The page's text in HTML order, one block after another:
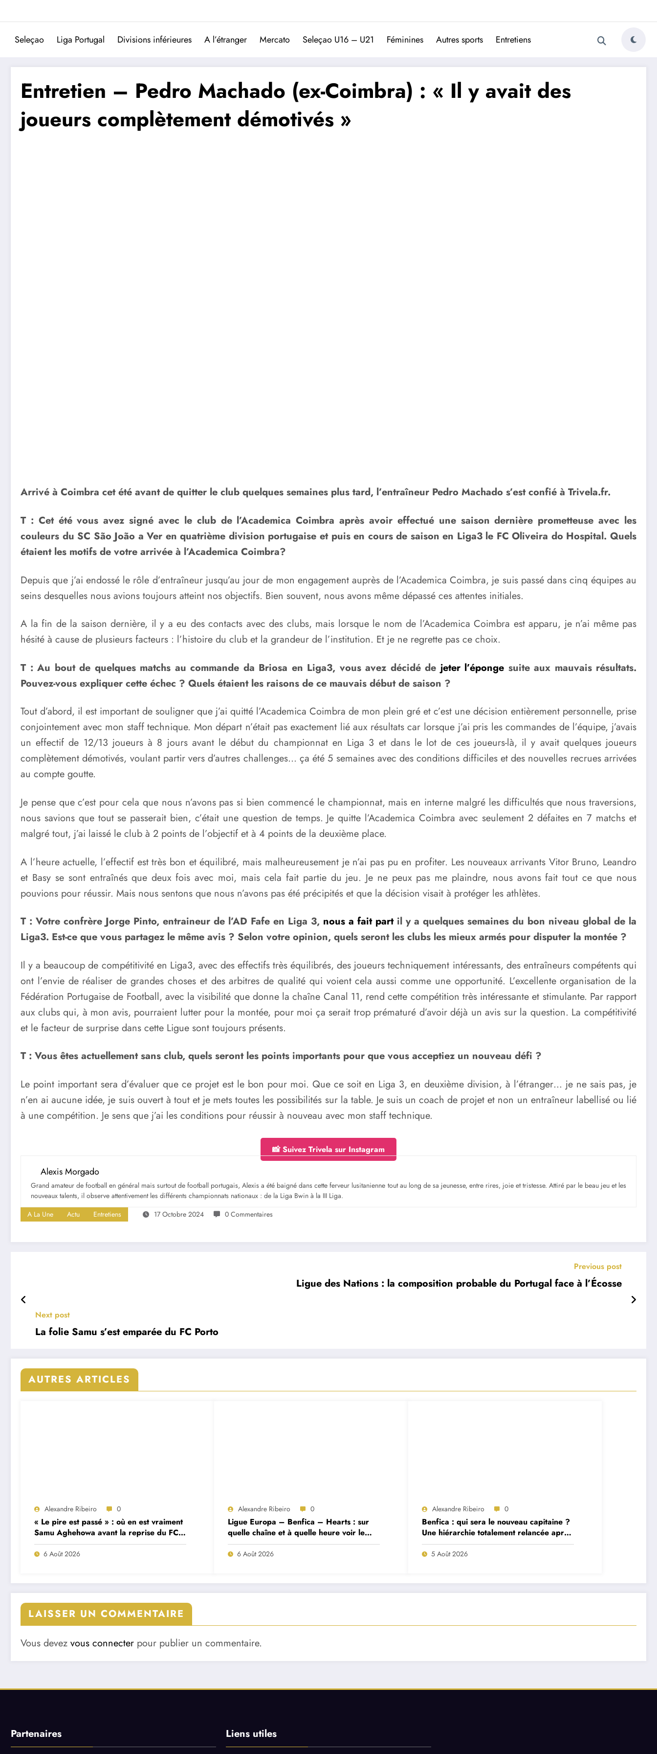
Trivela
L'actualité du football portugais
Seleçao Liga Portugal Divisions inférieures A l’étranger Mercato Seleçao U16 – U21 Féminines Autres sports Entretiens
Entretien – Pedro Machado (ex-Coimbra) : « Il y avait des
joueurs complètement démotivés »
Arrivé à Coimbra cet été avant de quitter le club quelques semaines plus tard, l’entraîneur Pedro Machado s’est confié à Trivela.fr.
T : Cet été vous avez signé avec le club de l’Academica Coimbra après avoir effectué une saison dernière prometteuse avec les
couleurs du SC São João a Ver en quatrième division portugaise et puis en cours de saison en Liga3 le FC Oliveira do Hospital. Quels
étaient les motifs de votre arrivée à l’Academica Coimbra?
Depuis que j’ai endossé le rôle d’entraîneur jusqu’au jour de mon engagement auprès de l’Academica Coimbra, je suis passé dans cinq équipes au
seins desquelles nous avions toujours atteint nos objectifs. Bien souvent, nous avons même dépassé ces attentes initiales.
A la fin de la saison dernière, il y a eu des contacts avec des clubs, mais lorsque le nom de l’Academica Coimbra est apparu, je n’ai même pas
hésité à cause de plusieurs facteurs : l’histoire du club et la grandeur de l’institution. Et je ne regrette pas ce choix.
T : Au bout de quelques matchs au commande da Briosa en Liga3, vous avez décidé de jeter l’éponge suite aux mauvais résultats.
Pouvez-vous expliquer cette échec ? Quels étaient les raisons de ce mauvais début de saison ?
Tout d’abord, il est important de souligner que j’ai quitté l’Academica Coimbra de mon plein gré et c’est une décision entièrement personnelle, prise
conjointement avec mon staff technique. Mon départ n’était pas exactement lié aux résultats car lorsque j’ai pris les commandes de l’équipe, j’avais
un effectif de 12/13 joueurs à 8 jours avant le début du championnat en Liga 3 et dans le lot de ces joueurs-là, il y avait quelques joueurs
complètement démotivés, voulant partir vers d’autres challenges… ça été 5 semaines avec des conditions difficiles et des nouvelles recrues arrivées
au compte goutte.
Je pense que c’est pour cela que nous n’avons pas si bien commencé le championnat, mais en interne malgré les difficultés que nous traversions,
nous savions que tout se passerait bien, c’était une question de temps. Je quitte l’Academica Coimbra avec seulement 2 défaites en 7 matchs et
malgré tout, j’ai laissé le club à 2 points de l’objectif et à 4 points de la deuxième place.
A l’heure actuelle, l’effectif est très bon et équilibré, mais malheureusement je n’ai pas pu en profiter. Les nouveaux arrivants Vitor Bruno, Leandro
et Basy se sont entraînés que deux fois avec moi, mais cela fait partie du jeu. Je ne peux pas me plaindre, nous avons fait tout ce que nous
pouvions pour réussir. Mais nous sentons que nous n’avons pas été précipités et que la décision visait à protéger les athlètes.
T : Votre confrère Jorge Pinto, entraineur de l’AD Fafe en Liga 3, nous a fait partil y a quelques semaines du bon niveau global de la
Liga3. Est-ce que vous partagez le même avis ? Selon votre opinion, quels seront les clubs les mieux armés pour disputer la montée ?
Il y a beaucoup de compétitivité en Liga3, avec des effectifs très équilibrés, des joueurs techniquement intéressants, des entraîneurs compétents qui
ont l’envie de réaliser de grandes choses et des arbitres de qualité qui voient cela aussi comme une opportunité. L’excellente organisation de la
Fédération Portugaise de Football, avec la visibilité que donne la chaîne Canal 11, rend cette compétition très intéressante et stimulante. Par rapport
aux clubs qui, à mon avis, pourraient lutter pour la montée, pour moi ça serait trop prématuré d’avoir déjà un avis sur la question. La compétitivité
et le facteur de surprise dans cette Ligue sont toujours présents.
T : Vous êtes actuellement sans club, quels seront les points importants pour que vous acceptiez un nouveau défi ?
Le point important sera d’évaluer que ce projet est le bon pour moi. Que ce soit en Liga 3, en deuxième division, à l’étranger… je ne sais pas, je
n’en ai aucune idée, je suis ouvert à tout et je mets toutes les possibilités sur la table. Je suis un coach de projet et non un entraîneur labellisé ou lié
à une compétition. Je sens que j’ai les conditions pour réussir à nouveau avec mon staff technique.
📸 Suivez Trivela sur Instagram
Alexis Morgado
Grand amateur de football en général mais surtout de football portugais, Alexis a été baigné dans cette ferveur lusitanienne tout au long de sa jeunesse, entre rires, joie et tristesse. Attiré par le beau jeu et les
nouveaux talents, il observe attentivement les différents championnats nationaux : de la Liga Bwin à la III Liga.
A La Une
Actu Entretiens 17 Octobre 2024 0 Commentaires
Previous post
Ligue des Nations : la composition probable du Portugal face à l’Écosse
Next post
La folie Samu s’est emparée du FC Porto
AUTRES ARTICLES
Alexandre Ribeiro 0
« Le pire est passé » : où en est vraiment
Samu Aghehowa avant la reprise du FC
Porto ?
6 Août 2026
Alexandre Ribeiro 0
Ligue Europa – Benfica – Hearts : sur
quelle chaîne et à quelle heure voir le
match ?
6 Août 2026
Alexandre Ribeiro 0
Benfica : qui sera le nouveau capitaine ?
Une hiérarchie totalement relancée après
deux départs majeurs
5 Août 2026
LAISSER UN COMMENTAIRE
Vous devez vous connecter pour publier un commentaire.
Partenaires Liens utiles